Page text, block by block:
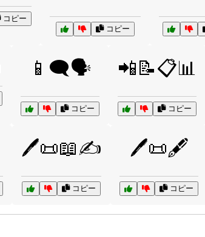
コピー
コピー
📱🗨️🗣️
コピー
📲📝📋📊
コピー
🖊️📜📖✍️
コピー
🖊️📜🖋️
コピー